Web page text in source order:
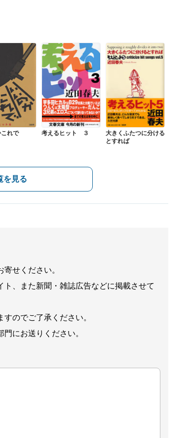
これで 考えるヒット ３
大きくふたつに分ける
とすれば
を見る
せください。
、また新聞・雑誌広告などに掲載させて
のでご了承ください。
門にお送りください。